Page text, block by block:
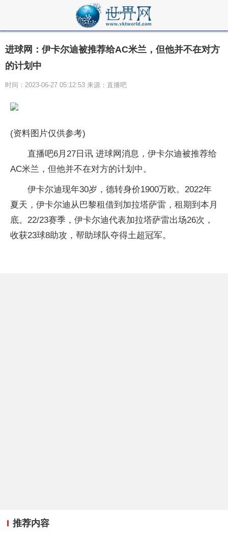
进球网：伊卡尔迪被推荐给AC米兰，但他并不在对方
的计划中
时间：2023-06-27 05:12:53 来源：直播吧
(资料图片仅供参考)
直播吧6月27日讯 进球网消息，伊卡尔迪被推荐给
AC米兰，但他并不在对方的计划中。
伊卡尔迪现年30岁，德转身价1900万欧。2022年
夏天，伊卡尔迪从巴黎租借到加拉塔萨雷，租期到本月
底。22/23赛季，伊卡尔迪代表加拉塔萨雷出场26次，
收获23球8助攻，帮助球队夺得土超冠军。
推荐内容